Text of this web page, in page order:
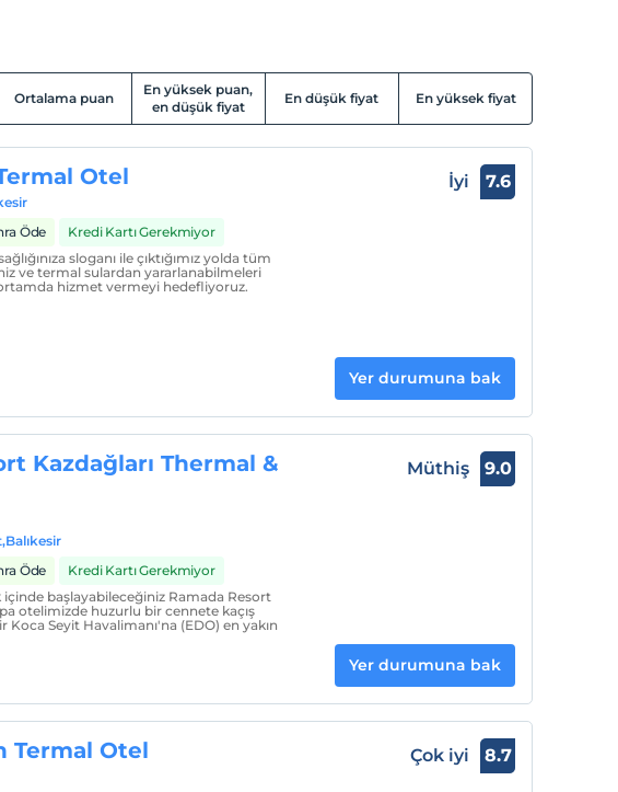
Ortalama puan
En yüksek puan,
en düşük fiyat
En düşük fiyat En yüksek fiyat
Otel
Öde
Kredi Kartı Gerekmiyor
sloganı ile çıktığımız yolda tüm
ve termal sulardan yararlanabilmeleri
hizmet vermeyi hedefliyoruz.
İyi 7.6
Yer durumuna bak
Kazdağları Thermal &
Öde
Kredi Kartı Gerekmiyor
içinde başlayabileceğiniz Ramada Resort
otelimizde huzurlu bir cennete kaçış
Koca Seyit Havalimanı'na (EDO) en yakın
Müthiş 9.0
Yer durumuna bak
Termal Otel Çok iyi 8.7